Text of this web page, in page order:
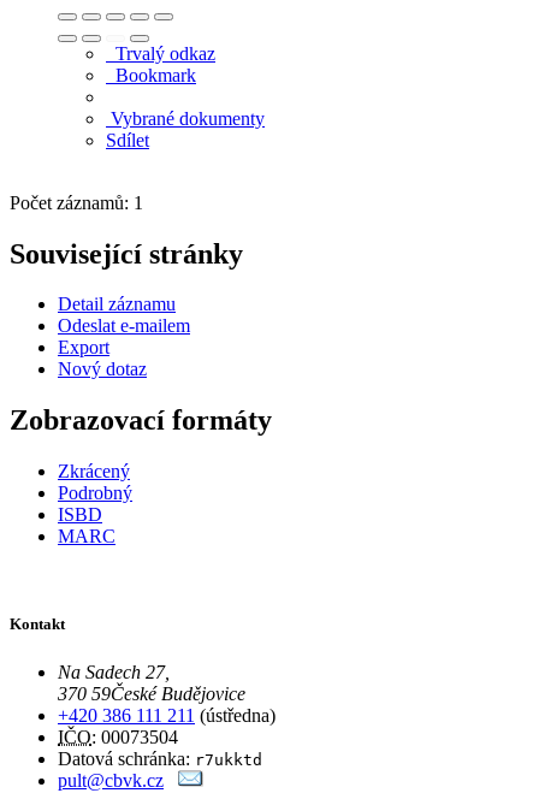
Trvalý odkaz
Bookmark
Vybrané dokumenty
Sdílet
Počet záznamů: 1
Související stránky
Detail záznamu
Odeslat e-mailem
Export
Nový dotaz
Zobrazovací formáty
Zkrácený
Podrobný
ISBD
MARC
Kontakt
Na Sadech 27,
370 59České Budějovice
+420 386 111 211 (ústředna)
IČO: 00073504
Datová schránka: r7ukktd
pult@cbvk.cz